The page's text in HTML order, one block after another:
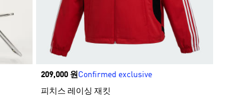
Price
209,000 원Confirmed exclusive
피치스 레이싱 재킷​